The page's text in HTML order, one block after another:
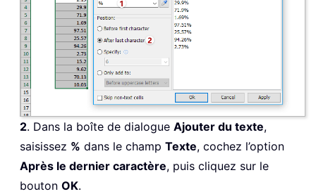
2. Dans la boîte de dialogue Ajouter du texte,
saisissez % dans le champ Texte, cochez l’option
Après le dernier caractère, puis cliquez sur le
bouton OK.